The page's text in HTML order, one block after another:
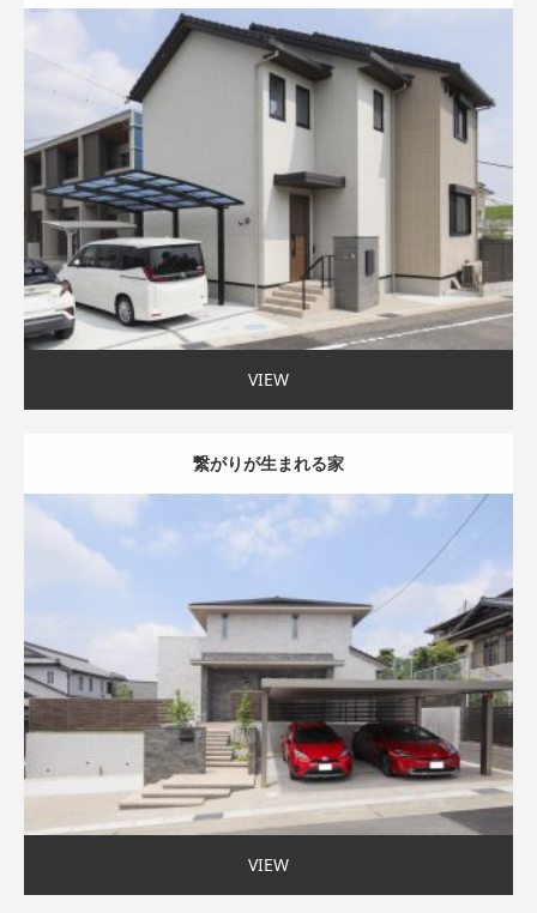
スマートハウス家事ラク動線自然や庭を楽しむ 45坪以上
VIEW
繋がりが生まれる家
吹抜け 家事ラク動線自然や庭を楽しむ車と楽しむ45坪以上
VIEW